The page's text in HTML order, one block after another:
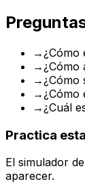
→ ¿Cómo
→ ¿Cómo
→ ¿Cómo
→ ¿Cómo
→ ¿Cuál
Practica
El simulador
aparecer.